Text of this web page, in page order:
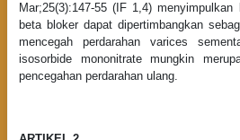
Mar;25(3):147-55 (IF 1,4)
beta bloker dapat dipertimbangkan
mencegah perdarahan varices
isosorbide mononitrate mungkin
pencegahan perdarahan ulang.